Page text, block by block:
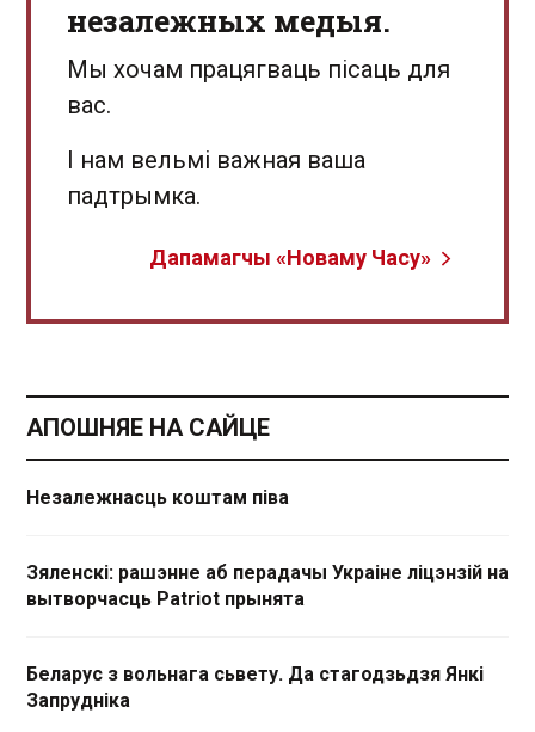
незалежных медыя.
Мы хочам працягваць пісаць для
вас.
І нам вельмі важная ваша
падтрымка.
Дапамагчы «Новаму Часу»
АПОШНЯЕ НА САЙЦЕ
Незалежнасць коштам піва
Зяленскі: рашэнне аб перадачы Украіне ліцэнзій на
вытворчасць Patriot прынята
Беларус з вольнага сьвету. Да стагодзьдзя Янкі
Запрудніка